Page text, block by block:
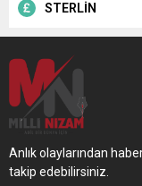
STERLİN
Anlık olaylarından
takip edebilirsiniz.